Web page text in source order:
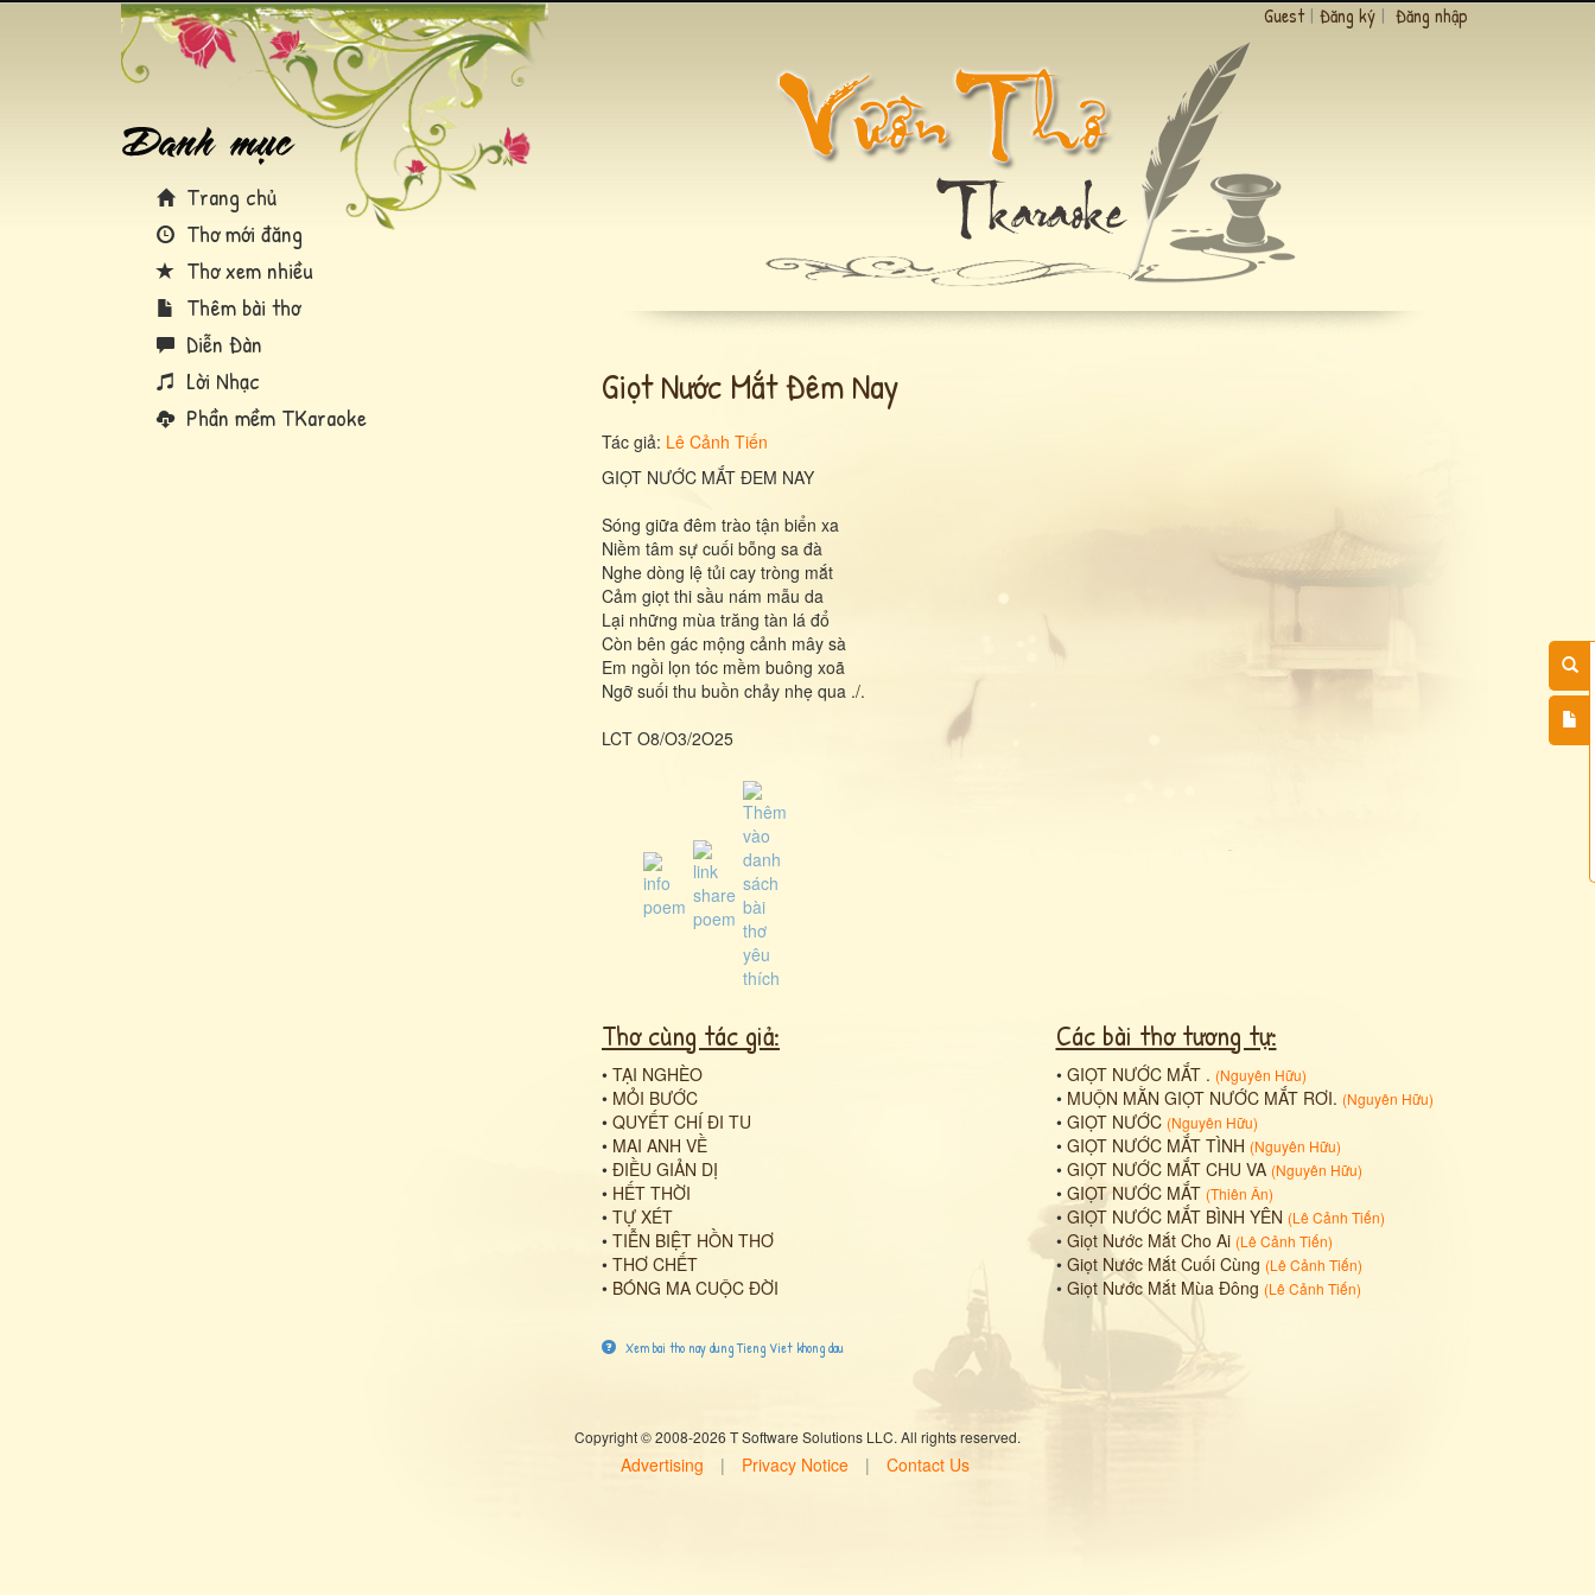
Trang chủ
Thơ mới đăng
Thơ xem nhiều
Thêm bài thơ
Diễn Đàn
Lời Nhạc
Phần mềm TKaraoke
Guest | Đăng ký | Đăng nhập
Giọt Nước Mắt Đêm Nay
Tác giả: Lê Cảnh Tiến
GIỌT NƯỚC MẮT ĐEM NAY
Sóng giữa đêm trào tận biển xa
Niềm tâm sự cuối bỗng sa đà
Nghe dòng lệ tủi cay tròng mắt
Cảm giọt thi sầu nám mẫu da
Lại những mùa trăng tàn lá đổ
Còn bên gác mộng cảnh mây sà
Em ngồi lọn tóc mềm buông xoã
Ngỡ suối thu buồn chảy nhẹ qua ./.
LCT O8/O3/2O25
Thơ cùng tác giả:
• TẠI NGHÈO
• MỎI BƯỚC
• QUYẾT CHÍ ĐI TU
• MAI ANH VỀ
• ĐIỀU GIẢN DỊ
• HẾT THỜI
• TỰ XÉT
• TIỄN BIỆT HỒN THƠ
• THƠ CHẾT
• BÓNG MA CUỘC ĐỜI
Các bài thơ tương tự:
• GIỌT NƯỚC MẮT . (Nguyên Hữu)
• MUỘN MẰN GIỌT NƯỚC MẮT RƠI. (Nguyên Hữu)
• GIỌT NƯỚC (Nguyên Hữu)
• GIỌT NƯỚC MẮT TÌNH (Nguyên Hữu)
• GIỌT NƯỚC MẮT CHU VA (Nguyên Hữu)
• GIỌT NƯỚC MẮT (Thiên Ân)
• GIỌT NƯỚC MẮT BÌNH YÊN (Lê Cảnh Tiến)
• Giọt Nước Mắt Cho Ai (Lê Cảnh Tiến)
• Giọt Nước Mắt Cuối Cùng (Lê Cảnh Tiến)
• Giọt Nước Mắt Mùa Đông (Lê Cảnh Tiến)
Xem bai tho nay dung Tieng Viet khong dau
Copyright © 2008-2026 T Software Solutions LLC. All rights reserved.
Advertising | Privacy Notice | Contact Us